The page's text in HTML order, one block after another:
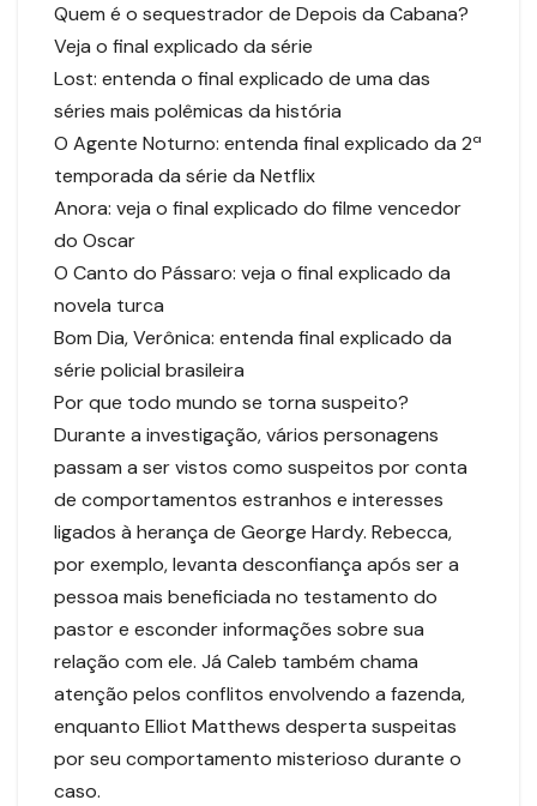
Quem é o sequestrador de Depois da Cabana?
Veja o final explicado da série
Lost: entenda o final explicado de uma das
séries mais polêmicas da história
O Agente Noturno: entenda final explicado da 2ª
temporada da série da Netflix
Anora: veja o final explicado do filme vencedor
do Oscar
O Canto do Pássaro: veja o final explicado da
novela turca
Bom Dia, Verônica: entenda final explicado da
série policial brasileira
Por que todo mundo se torna suspeito?
Durante a investigação, vários personagens
passam a ser vistos como suspeitos por conta
de comportamentos estranhos e interesses
ligados à herança de George Hardy. Rebecca,
por exemplo, levanta desconfiança após ser a
pessoa mais beneficiada no testamento do
pastor e esconder informações sobre sua
relação com ele. Já Caleb também chama
atenção pelos conflitos envolvendo a fazenda,
enquanto Elliot Matthews desperta suspeitas
por seu comportamento misterioso durante o
caso.